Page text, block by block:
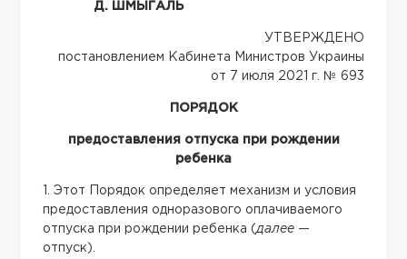
Д. ШМЫГАЛЬ
УТВЕРЖДЕНО
постановлением Кабинета Министров Украины
от 7 июля 2021 г. № 693
ПОРЯДОК
предоставления отпуска при рождении
ребенка
1. Этот Порядок определяет механизм и условия
предоставления одноразового оплачиваемого
отпуска при рождении ребенка (далее —
отпуск).